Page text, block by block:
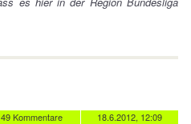
18.6.2012, 12:09
49 Kommentare